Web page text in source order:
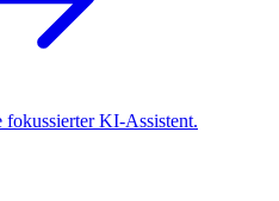
fokussierter KI-Assistent.